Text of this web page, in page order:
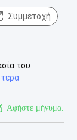
Συμμετοχή
του
Αφήστε μήνυμα.